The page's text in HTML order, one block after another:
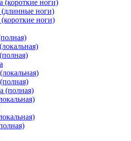
(короткие ноги)
ноги)
ноги)
(полная)